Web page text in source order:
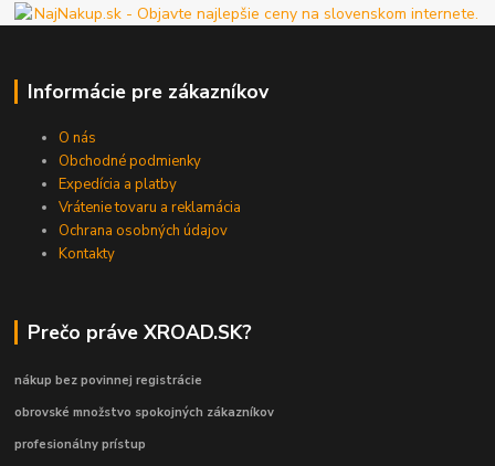
Informácie pre zákazníkov
O nás
Obchodné podmienky
Expedícia a platby
Vrátenie tovaru a reklamácia
Ochrana osobných údajov
Kontakty
Prečo práve XROAD.SK?
nákup bez povinnej registrácie
obrovské množstvo spokojných zákazníkov
profesionálny prístup